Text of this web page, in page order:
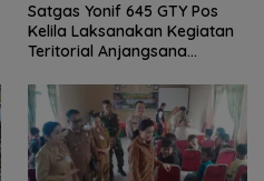
Satgas Yonif 645 GTY Pos
Kelila Laksanakan Kegiatan
Teritorial Anjangsana
Lurah